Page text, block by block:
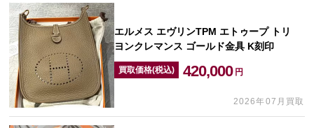
エルメス エヴリンTPM エトゥープ トリ
ヨンクレマンス ゴールド金具 K刻印
買取価格(税込) 420,000 円
2026年07月買取